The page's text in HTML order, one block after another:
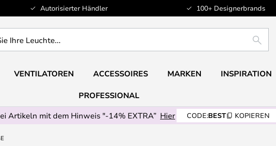
Autorisierter Händler 100+ Designerbrands
SUCHE
VENTILATOREN ACCESSOIRES MARKEN INSPIRATION
PROFESSIONAL
Artikeln mit dem Hinweis "-14% EXTRA” Hier CODE:BEST KOPIEREN